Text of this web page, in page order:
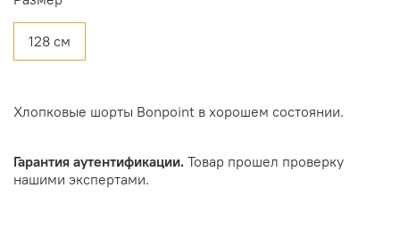
128 см
Хлопковые шорты Bonpoint в хорошем состоянии.
Гарантия аутентификации. Товар прошел проверку
нашими экспертами.